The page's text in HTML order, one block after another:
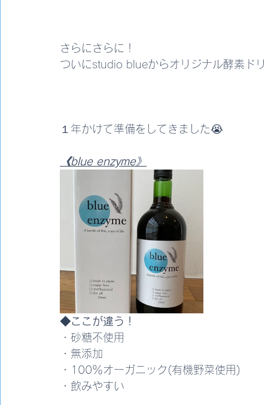
さらにさらに！
ついにstudio blueからオリジナル酵素ドリ
１年かけて準備をしてきました😭
《blue enzyme》
◆ここが違う！
・砂糖不使用
・無添加
・100％オーガニック(有機野菜使用)
・飲みやすい